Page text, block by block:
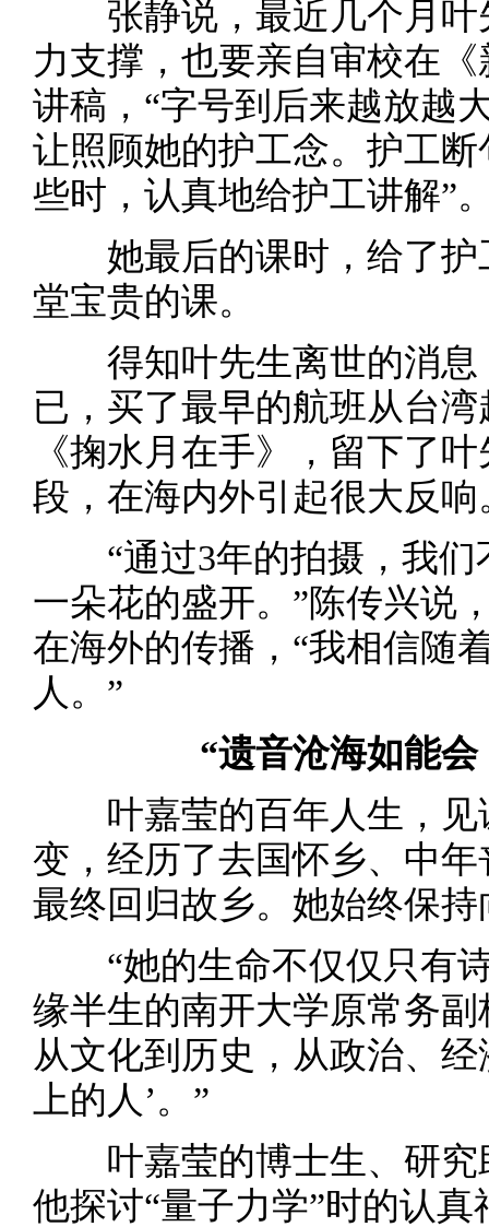
张静说，最近几个月叶
力支撑，也要亲自审校在
讲稿，“字号到后来越放越
让照顾她的护工念。护工
些时，认真地给护工讲解”
她最后的课时，给了护
堂宝贵的课。
得知叶先生离世的消息
已，买了最早的航班从台
《掬水月在手》，留下了
段，在海内外引起很大反响
“通过3年的拍摄，我们
一朵花的盛开。”陈传兴说
在海外的传播，“我相信随
人。”
“遗音沧海如能
叶嘉莹的百年人生，见
变，经历了去国怀乡、中
最终回归故乡。她始终保
“她的生命不仅仅只有诗
缘半生的南开大学原常务
从文化到历史，从政治、
上的人’。”
叶嘉莹的博士生、研究
他探讨“量子力学”时的认真